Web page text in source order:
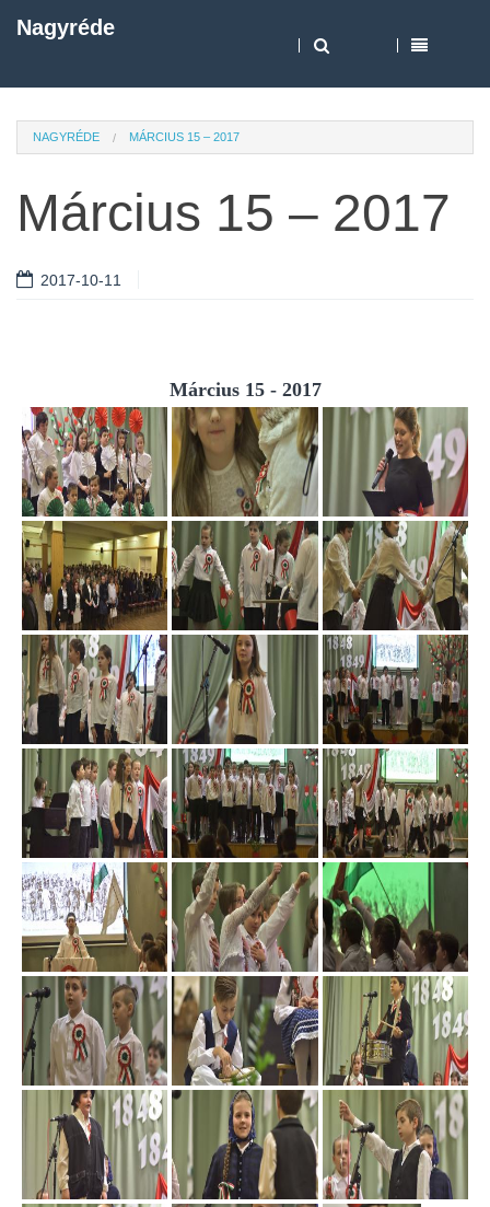
Nagyréde
NAGYRÉDE MÁRCIUS 15 – 2017
Március 15 – 2017
2017-10-11
Március 15 - 2017